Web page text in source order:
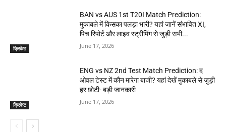
क्रिकेट
BAN vs AUS 1st T20I Match Prediction:
मुकाबले में किसका पलड़ा भारी? यहां जानें संभावित XI,
पिच रिपोर्ट और लाइव स्ट्रीमिंग से जुड़ी सभी...
June 17, 2026
क्रिकेट
ENG vs NZ 2nd Test Match Prediction: द
ओवल टेस्ट में कौन मारेगा बाजी? यहां देखें मुकाबले से जुड़ी
हर छोटी- बड़ी जानकारी
June 17, 2026